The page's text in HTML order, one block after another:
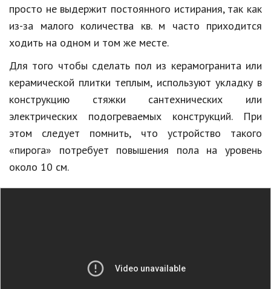
просто не выдержит постоянного истирания, так как
из-за малого количества кв. м часто приходится
ходить на одном и том же месте.
Для того чтобы сделать пол из керамогранита или
керамической плитки теплым, используют укладку в
конструкцию стяжки сантехнических или
электрических подогреваемых конструкций. При
этом следует помнить, что устройство такого
«пирога» потребует повышения пола на уровень
около 10 см.